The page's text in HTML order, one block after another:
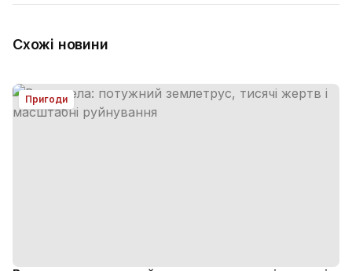
Схожі новини
Пригоди